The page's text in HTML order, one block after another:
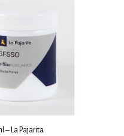
– La Pajarita